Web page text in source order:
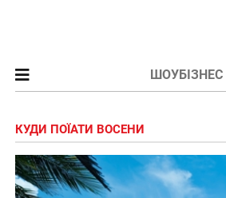
ШОУБІЗНЕС
КУДИ ПОЇАТИ ВОСЕНИ